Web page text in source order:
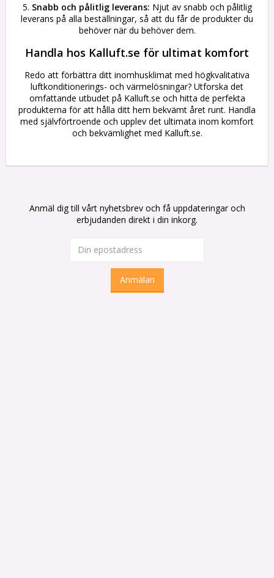
5. Snabb och pålitlig leverans: Njut av snabb och pålitlig
leverans på alla beställningar, så att du får de produkter du
behöver när du behöver dem.
Handla hos Kalluft.se för ultimat komfort
Redo att förbättra ditt inomhusklimat med högkvalitativa
luftkonditionerings- och värmelösningar? Utforska det
omfattande utbudet på Kalluft.se och hitta de perfekta
produkterna för att hålla ditt hem bekvämt året runt. Handla
med självförtroende och upplev det ultimata inom komfort
och bekvämlighet med Kalluft.se.
Anmäl dig till vårt nyhetsbrev och få uppdateringar och
erbjudanden direkt i din inkorg.
Anmälan